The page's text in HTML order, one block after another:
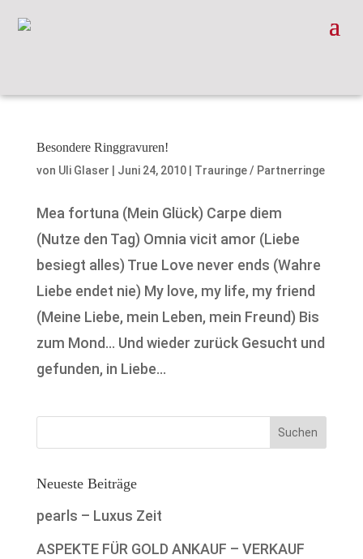
Besondere Ringgravuren!
von Uli Glaser Juni 24, 2010| Trauringe / Partnerringe
Mea fortuna (Mein Glück) Carpe diem
(Nutze den Tag) Omnia vicit amor (Liebe
besiegt alles) True Love never ends (Wahre
Liebe endet nie) My love, my life, my friend
(Meine Liebe, mein Leben, mein Freund) Bis
zum Mond… Und wieder zurück Gesucht und
gefunden, in Liebe...
Neueste Beiträge
pearls – Luxus Zeit
ASPEKTE FÜR GOLD ANKAUF – VERKAUF